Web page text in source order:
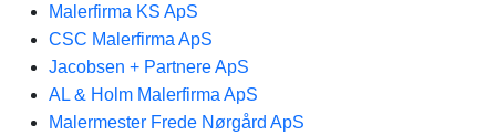
Malerfirma KS ApS
CSC Malerfirma ApS
Jacobsen + Partnere ApS
AL & Holm Malerfirma ApS
Malermester Frede Nørgård ApS